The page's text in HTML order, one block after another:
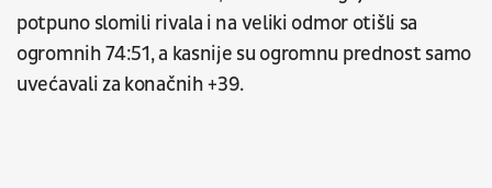
potpuno slomili rivala i na veliki odmor otišli sa
ogromnih 74:51, a kasnije su ogromnu prednost samo
uvećavali za konačnih +39.